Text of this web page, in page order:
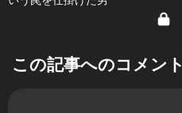
この記事へのコメント